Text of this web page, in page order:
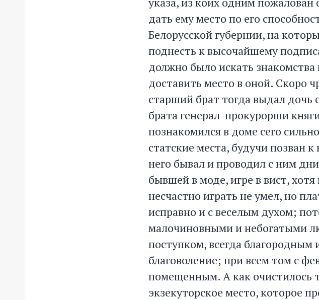
дать ему место по его
Белорусской губернии, на
поднесть к высочайшему
должно было искать
доставить место в оной. Скоро
старший брат тогда выдал дочь
брата генерал-прокурорши
познакомился в доме сего
статские места, будучи позван
него бывал и проводил с ним
бывшей в моде, игре в вист,
несчастно играть не умел, но
исправно и с веселым духом;
малочиновными и небогатыми
поступком, всегда благородным
благоволение; при всем том с
помещенным. А как очистилось
экзекуторское место, которое